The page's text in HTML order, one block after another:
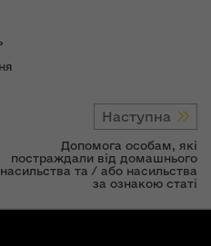
Наступна
Допомога особам, які
постраждали від домашнього
насильства та / або насильства
за ознакою статі